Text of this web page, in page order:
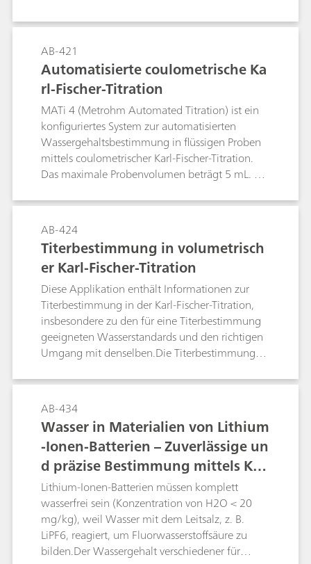
Homogenisierung der Proben. Bis zu 53 Proben
werden direkt in 120-mL-Titrierbechern
analysiert. Die Proben werden im Titrierbecher
gewogen und mit Aluminiumfolie und einem
Folienhalter verschlossen, so dass sie weder
Wasser verlieren noch absorbieren.
AB-421
Automatisierte coulometrische Ka
rl-Fischer-Titration
MATi 4 (Metrohm Automated Titration) ist ein
konfiguriertes System zur automatisierten
Wassergehaltsbestimmung in flüssigen Proben
mittels coulometrischer Karl-Fischer-Titration.
Das maximale Probenvolumen beträgt 5 mL. Bis
und mit Deckeln verschlossen. Auf diese Weise
bleibt der Wassergehalt in den Proben konstant.
Die Proben werden abgesaugt und über eine
Nadel in die coulometrische Zelle überführt. Die
Software tiamo™ steuert das System.
AB-424
Titerbestimmung in volumetrisch
er Karl-Fischer-Titration
Diese Applikation enthält Informationen zur
Titerbestimmung in der Karl-Fischer-Titration,
insbesondere zu den für eine Titerbestimmung
geeigneten Wasserstandards und den richtigen
Umgang mit denselben.Die Titerbestimmung
sich der Titer aufgrund der Luftfeuchtigkeit
verändern kann. Die Häufigkeit der Bestimmung
hängt vom Titriermittel und der Dichtigkeit des
Systems ab.In der Karl-Fischer-Titration hat der
Titer die Einheit mg/mL. Der in einer
Titerbestimmung ermittelte Wert gibt an,
wieviel Milligramm Wasser in einem Milliliter
Titriermittel reagiert.
AB-434
Wasser in Materialien von Lithium
-Ionen-Batterien – Zuverlässige un
d präzise Bestimmung mittels Karl
-Fischer-Titration
Lithium-Ionen-Batterien müssen komplett
wasserfrei sein (Konzentration von H2O < 20
mg/kg), weil Wasser mit dem Leitsalz, z. B.
LiPF6, reagiert, um Fluorwasserstoffsäure zu
bilden.Der Wassergehalt verschiedener für